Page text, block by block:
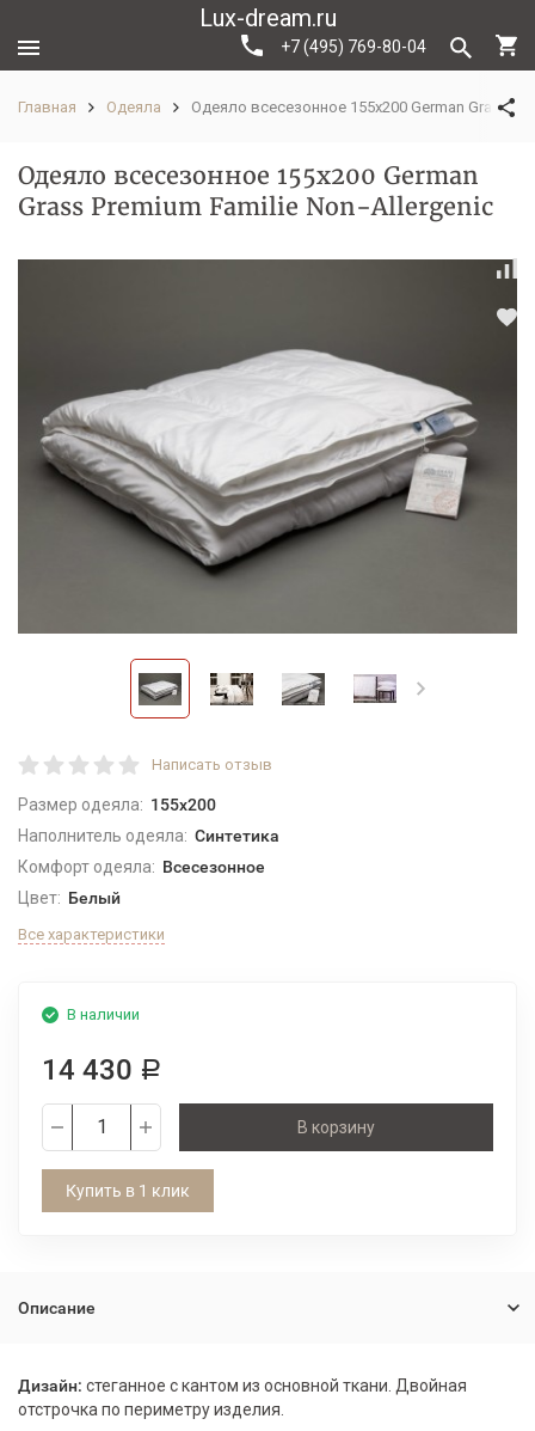
Lux-dream.ru
+7 (495) 769-80-04
Главная Одеяла Одеяло всесезонное 155х200 German Grass
Одеяло всесезонное 155х200 German
Grass Premium Familie Non-Allergenic
Написать отзыв
Размер одеяла: 155x200
Наполнитель одеяла: Синтетика
Комфорт одеяла: Всесезонное
Цвет: Белый
Все характеристики
В наличии
14 430 Р
В корзину
Купить в 1 клик
Описание
Дизайн: стеганное с кантом из основной ткани. Двойная
отстрочка по периметру изделия.